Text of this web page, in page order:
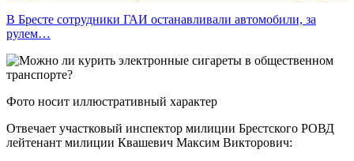
В Бресте сотрудники ГАИ останавливали автомобили, за
рулем…
Фото носит иллюстративный характер
Отвечает участковый инспектор милиции Брестского РОВД
лейтенант милиции Квашевич Максим Викторович: